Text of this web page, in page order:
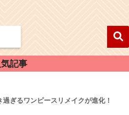
記事
過ぎるワンピースリメイクが進化！